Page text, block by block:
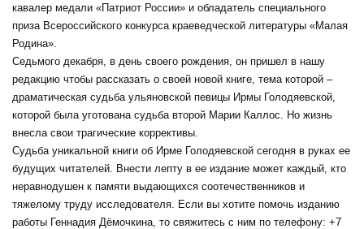
кавалер медали «Патриот России» и обладатель специального
приза Всероссийского конкурса краеведческой литературы «Малая
Родина».
Седьмого декабря, в день своего рождения, он пришел в нашу
редакцию чтобы рассказать о своей новой книге, тема которой –
драматическая судьба ульяновской певицы Ирмы Голодяевской,
которой была уготована судьба второй Марии Каллос. Но жизнь
внесла свои трагические коррективы.
Судьба уникальной книги об Ирме Голодяевской сегодня в руках ее
будущих читателей. Внести лепту в ее издание может каждый, кто
неравнодушен к памяти выдающихся соотечественников и
тяжелому труду исследователя. Если вы хотите помочь изданию
работы Геннадия Дёмочкина, то свяжитесь с ним по телефону: +7